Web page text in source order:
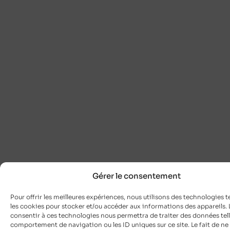
Gérer le consentement
Pour offrir les meilleures expériences, nous utilisons des technologies
les cookies pour stocker et/ou accéder aux informations des appareils.
consentir à ces technologies nous permettra de traiter des données
comportement de navigation ou les ID uniques sur ce site. Le fait de ne